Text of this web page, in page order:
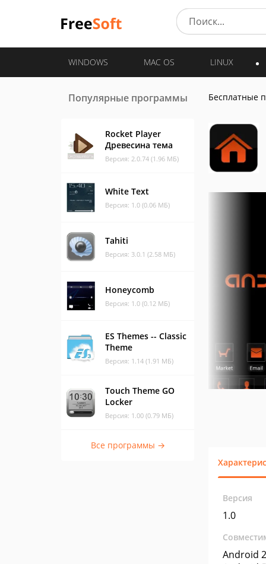
WINDOWS MAC OS LINUX
Популярные программы
Rocket Player
Древесина тема
Версия: 2.0.74 (1.96 МБ)
White Text
Версия: 1.0 (0.06 МБ)
Tahiti
Версия: 3.0.1 (2.58 МБ)
Honeycomb
Версия: 1.0 (0.12 МБ)
ES Themes -- Classic
Theme
Версия: 1.14 (1.91 МБ)
Touch Theme GO
Locker
Версия: 1.00 (0.79 МБ)
Все программы →
Бесплатные
Версия
1.0
Android